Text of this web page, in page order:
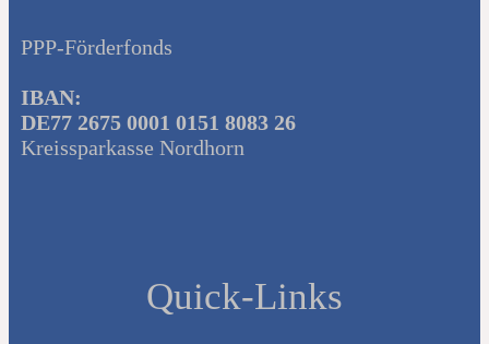
PPP-Förderfonds
IBAN:
DE77 2675 0001 0151 8083 26
Kreissparkasse Nordhorn
Quick-Links